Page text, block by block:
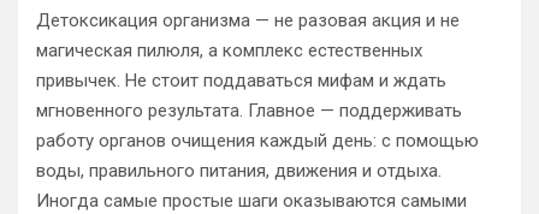
Детоксикация организма — не разовая акция и не
магическая пилюля, а комплекс естественных
привычек. Не стоит поддаваться мифам и ждать
мгновенного результата. Главное — поддерживать
работу органов очищения каждый день: с помощью
воды, правильного питания, движения и отдыха.
Иногда самые простые шаги оказываются самыми